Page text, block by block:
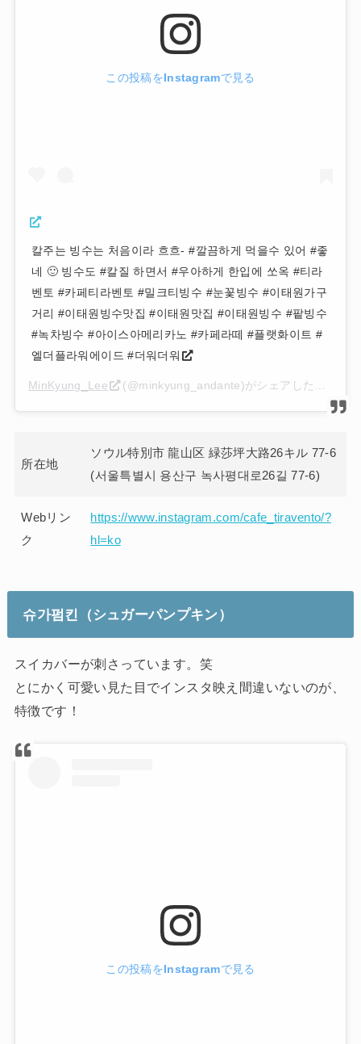
この投稿をInstagramで見る
칼주는 빙수는 처음이라 흐흐- #깔끔하게 먹을수 있어 #좋
네 🙂 빙수도 #칼질 하면서 #우아하게 한입에 쏘옥 #티라
벤토 #카페티라벤토 #밀크티빙수 #눈꽃빙수 #이태원가구
거리 #이태원빙수맛집 #이태원맛집 #이태원빙수 #팥빙수
#녹차빙수 #아이스아메리카노 #카페라떼 #플랫화이트 #
엘더플라워에이드 #더워더워
MinKyung_Lee (@minkyung_andante)がシェアした投稿 –
所在地
ソウル特別市 龍山区 緑莎坪大路26キル 77-6
(서울특별시 용산구 녹사평대로26길 77-6)
Webリン
ク
https://www.instagram.com/cafe_tiravento/?
hl=ko
슈가펌킨 （シュガーパンプキン）
スイカバーが刺さっています。笑
とにかく可愛い見た目でインスタ映え間違いないのが、
特徴です！
この投稿をInstagramで見る